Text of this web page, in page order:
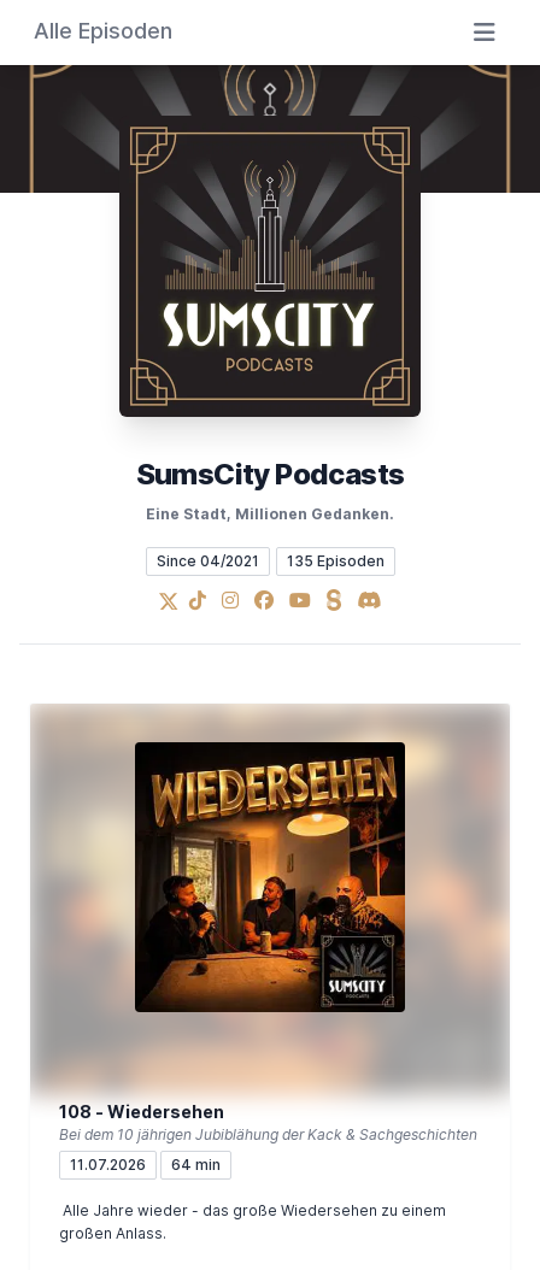
Alle Episoden
SumsCity Podcasts
Eine Stadt, Millionen Gedanken.
Since 04/2021 135 Episoden
X TikTokInstagram
Facebook
YouTube
SteadyDiscord
108 - Wiedersehen
Bei dem 10 jährigen Jubiblähung der Kack & Sachgeschichten
11.07.2026
64 min
Alle Jahre wieder - das große Wiedersehen zu einem
großen Anlass.